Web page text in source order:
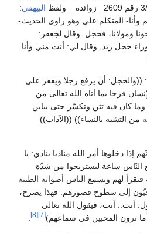
البيهقي:
وأنا- المتكلم علي وهو راوي الحديث-
ومولانا، فحجل. وقال لجعفر:
حجل زيد, وقال لي: أنت مني وأنا
((والحجل: أن يرفع رجلا ويقفز على
فرحا بما آتاه الله تعالى من
كان فيه تثن وتكسّر حتى يباين
من التشبه بالنساء)) ((الآداب))
دخلوها أمر الله مناديا ينادي: يا
ساعة ليستريحوا من شدّة
لهم ويسمع الناس أصواته الطيبة
إلى سطوح قصورهم: فهذا يصرخ،
أنت.. أنت، فيقول الله تعالى
أما ترون المحبين في سماعهم)[7]
[8]